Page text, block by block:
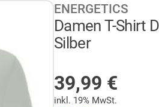
ENERGETICS
Damen T-Shirt
Silber
39,99 €
inkl. 19% MwSt.